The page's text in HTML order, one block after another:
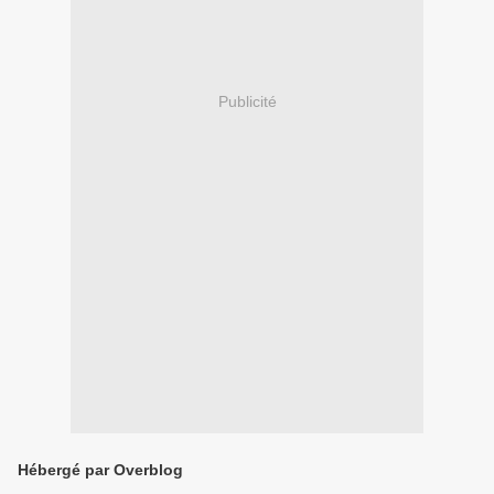
Publicité
Hébergé par Overblog